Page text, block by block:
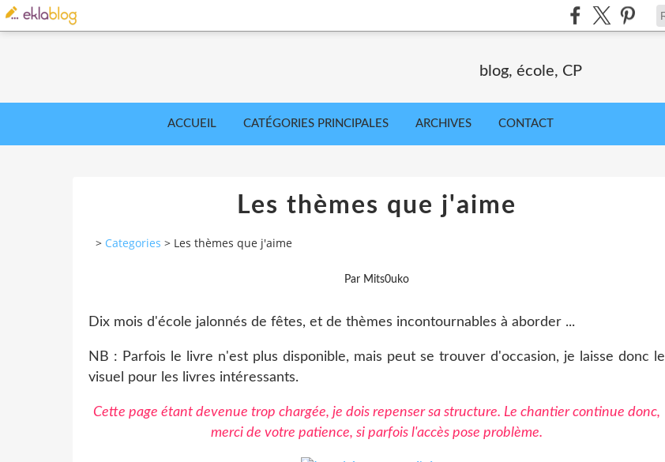
blog, école, CP
ACCUEIL CATÉGORIES PRINCIPALES ARCHIVES CONTACT
Les thèmes que j'aime
> Categories > Les thèmes que j'aime
Par Mits0uko
Dix mois d'école jalonnés de fêtes, et de thèmes incontournables à aborder ...
NB : Parfois le livre n'est plus disponible, mais peut se trouver d'occasion, je laisse donc le
visuel pour les livres intéressants.
Cette page étant devenue trop chargée, je dois repenser sa structure. Le chantier continue donc,
merci de votre patience, si parfois l'accès pose problème.